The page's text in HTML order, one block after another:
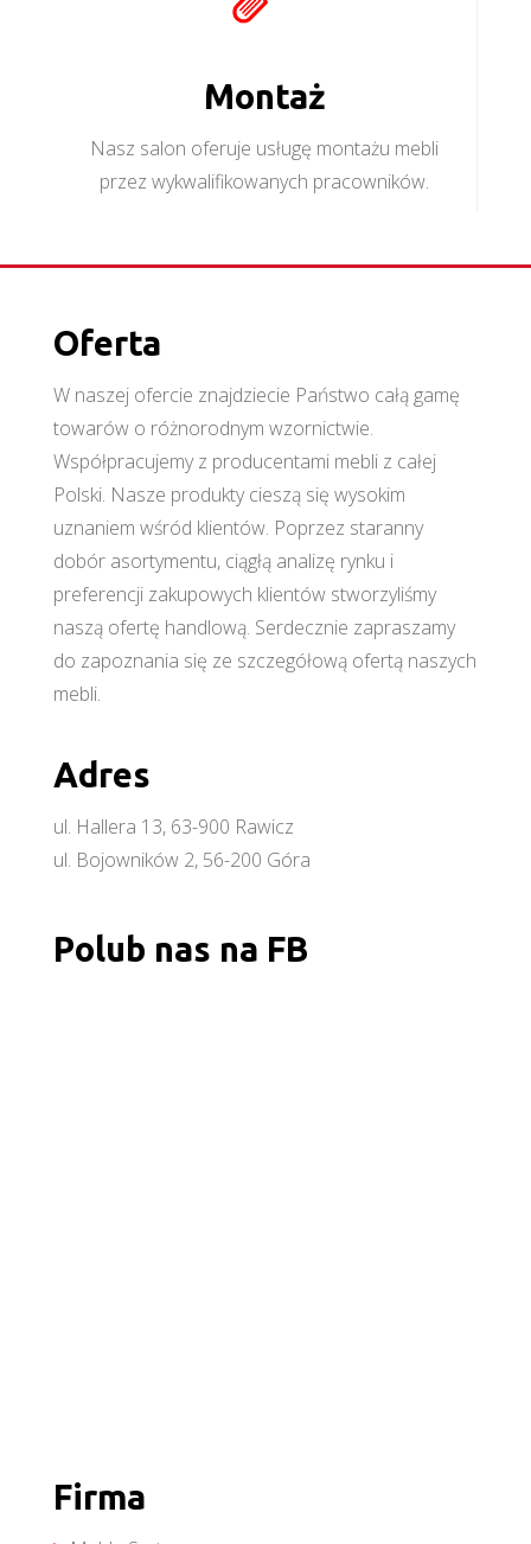
Montaż
Nasz salon oferuje usługę montażu mebli
przez wykwalifikowanych pracowników.
Oferta
W naszej ofercie znajdziecie Państwo całą gamę
towarów o różnorodnym wzornictwie.
Współpracujemy z producentami mebli z całej
Polski. Nasze produkty cieszą się wysokim
uznaniem wśród klientów. Poprzez staranny
dobór asortymentu, ciągłą analizę rynku i
preferencji zakupowych klientów stworzyliśmy
naszą ofertę handlową. Serdecznie zapraszamy
do zapoznania się ze szczegółową ofertą naszych
mebli.
Adres
ul. Hallera 13, 63-900 Rawicz
ul. Bojowników 2, 56-200 Góra
Polub nas na FB
Firma